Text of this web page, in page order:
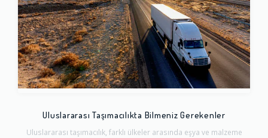
Uluslararası Taşımacılıkta Bilmeniz Gerekenler
Uluslararası taşımacılık, farklı ülkeler arasında eşya ve malzeme